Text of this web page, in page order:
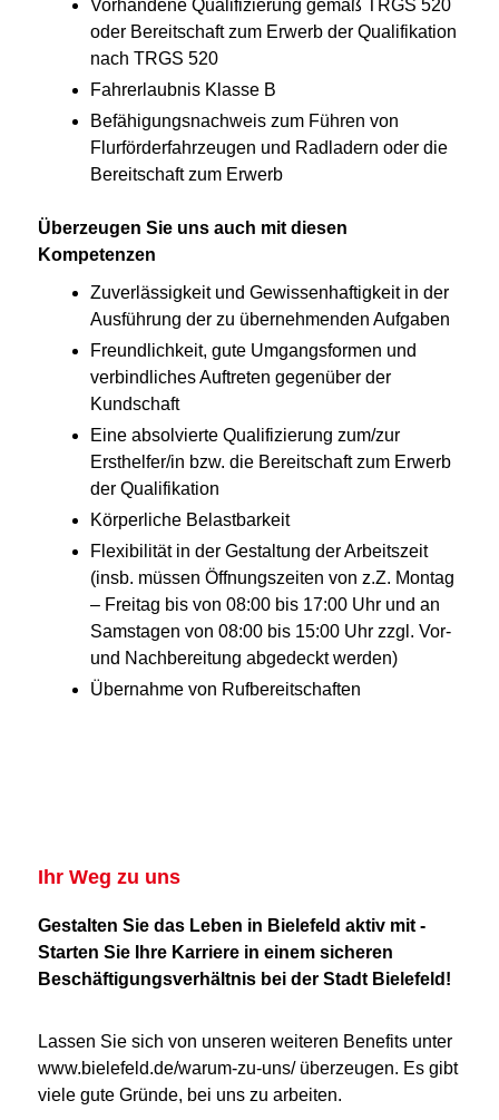
Vorhandene Qualifizierung gemäß TRGS 520
oder Bereitschaft zum Erwerb der Qualifikation
nach TRGS 520
Fahrerlaubnis Klasse B
Befähigungsnachweis zum Führen von
Flurförderfahrzeugen und Radladern oder die
Bereitschaft zum Erwerb
Überzeugen Sie uns auch mit diesen
Kompetenzen
Zuverlässigkeit und Gewissenhaftigkeit in der
Ausführung der zu übernehmenden Aufgaben
Freundlichkeit, gute Umgangsformen und
verbindliches Auftreten gegenüber der
Kundschaft
Eine absolvierte Qualifizierung zum/zur
Ersthelfer/in bzw. die Bereitschaft zum Erwerb
der Qualifikation
Körperliche Belastbarkeit
Flexibilität in der Gestaltung der Arbeitszeit
(insb. müssen Öffnungszeiten von z.Z. Montag
– Freitag bis von 08:00 bis 17:00 Uhr und an
Samstagen von 08:00 bis 15:00 Uhr zzgl. Vor-
und Nachbereitung abgedeckt werden)
Übernahme von Rufbereitschaften
Ihr Weg zu uns
Gestalten Sie das Leben in Bielefeld aktiv mit -
Starten Sie Ihre Karriere in einem sicheren
Beschäftigungsverhältnis bei der Stadt Bielefeld!
Lassen Sie sich von unseren weiteren Benefits unter
www.bielefeld.de/warum-zu-uns/überzeugen. Es gibt
viele gute Gründe, bei uns zu arbeiten.